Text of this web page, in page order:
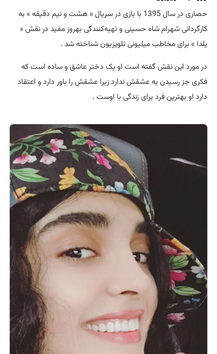
حصاری در سال 1395 با بازی در سریال « هشت و نیم دقیقه » به
کارگردانی شهرام شاه حسینی و تهیه‌کنندگی بهروز مفید در نقش «
یلدا » برای مخاطب میلیونی تلویزیون شناخته شد .
در مورد این نقش گفته است او یک دختر عاشق و ساده است که
فکری جز رسیدن به عشقش ندارد زیرا عشقش را باور دارد و اعتقاد
دارد او بهترین فرد برای زندگی با اوست .